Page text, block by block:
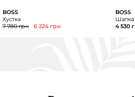
BOSS
Хустка
7 780 грн
6 224 грн
BOSS
Шапка
4 530